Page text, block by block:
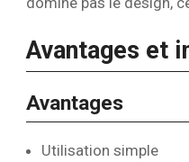
Avantages et
Avantages
Utilisation simple